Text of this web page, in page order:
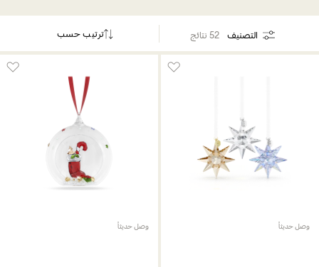
التصنيف 52 نتائج ترتيب حسب
وصل حديثاً وصل حديثاً